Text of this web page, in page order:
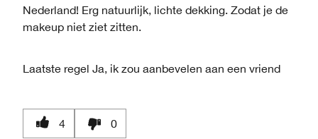
Nederland! Erg natuurlijk, lichte dekking. Zodat je de
makeup niet ziet zitten.
Laatste regel Ja, ik zou aanbevelen aan een vriend
4 0